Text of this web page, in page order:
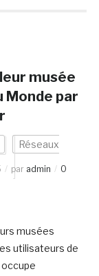
musée
Monde par
Réseaux
par admin
0
musées
utilisateurs de